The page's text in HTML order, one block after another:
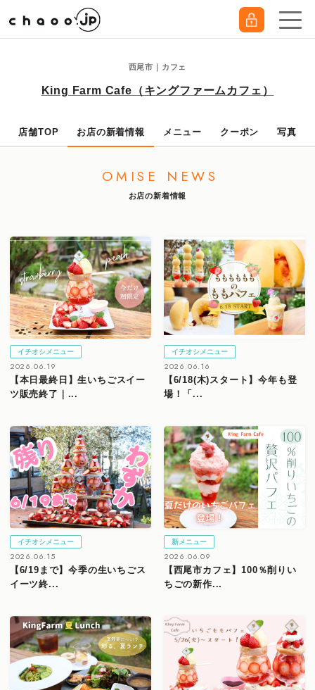
西尾市｜カフェ
King Farm Cafe（キングファームカフェ）
店舗TOP お店の新着情報 メニュー クーポン 写真
OMISE NEWS
お店の新着情報
イチオシメニュー
2026.06.19
【本日最終日】生いちごスイー
ツ販売終了｜...
イチオシメニュー
2026.06.16
【6/18(木)スタート】今年も登
場！「...
イチオシメニュー
2026.06.15
【6/19まで】今季の生いちごス
イーツ終...
新メニュー
2026.06.09
【西尾市カフェ】100％削りい
ちごの新作...